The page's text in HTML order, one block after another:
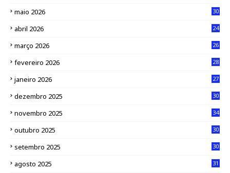
maio 2026 30
abril 2026 24
março 2026 26
fevereiro 2026 28
janeiro 2026 27
dezembro 2025 30
novembro 2025 34
outubro 2025 30
setembro 2025 30
agosto 2025 31